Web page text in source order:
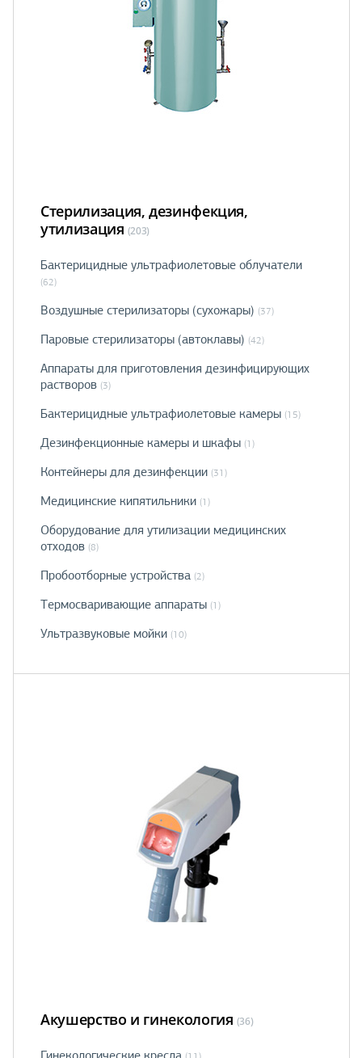
Стерилизация, дезинфекция,
утилизация (203)
Бактерицидные ультрафиолетовые облучатели
(62)
Воздушные стерилизаторы (сухожары) (37)
Паровые стерилизаторы (автоклавы) (42)
Аппараты для приготовления дезинфицирующих
растворов (3)
Бактерицидные ультрафиолетовые камеры (15)
Дезинфекционные камеры и шкафы (1)
Контейнеры для дезинфекции (31)
Медицинские кипятильники (1)
Оборудование для утилизации медицинских
отходов (8)
Пробоотборные устройства (2)
Термосваривающие аппараты (1)
Ультразвуковые мойки (10)
Акушерство и гинекология (36)